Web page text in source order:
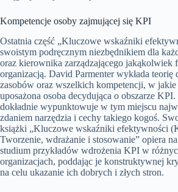
Kompetencje osoby zajmującej się KPI
Ostatnia część „Kluczowe wskaźniki
swoistym podręcznym niezbędnikiem dla
oraz kierownika zarządzającego jakąkolwiek
organizacją. David Parmenter wykłada teorię
zasobów oraz wszelkich kompetencji, w
uposażona osoba decydująca o obszarze
dokładnie wypunktowuje w tym miejscu
zdaniem narzędzia i cechy takiego kogoś.
książki „Kluczowe wskaźniki efektywności
Tworzenie, wdrażanie i stosowanie” opiera
studium przykładów wdrożenia KPI w
organizacjach, poddając je konstruktywnej
na celu ukazanie ich dobrych i złych stron.